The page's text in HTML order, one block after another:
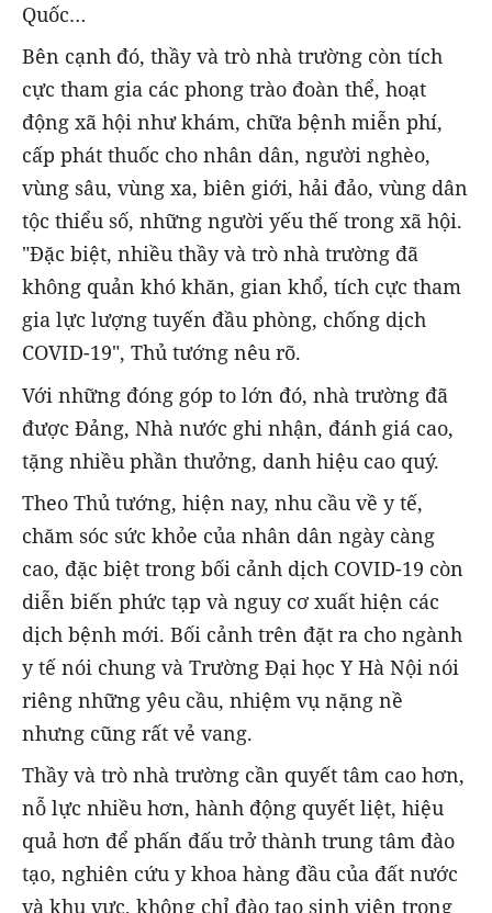
Quốc…
Bên cạnh đó, thầy và trò nhà trường còn tích
cực tham gia các phong trào đoàn thể, hoạt
động xã hội như khám, chữa bệnh miễn phí,
cấp phát thuốc cho nhân dân, người nghèo,
vùng sâu, vùng xa, biên giới, hải đảo, vùng dân
tộc thiểu số, những người yếu thế trong xã hội.
"Đặc biệt, nhiều thầy và trò nhà trường đã
không quản khó khăn, gian khổ, tích cực tham
gia lực lượng tuyến đầu phòng, chống dịch
COVID-19", Thủ tướng nêu rõ.
Với những đóng góp to lớn đó, nhà trường đã
được Đảng, Nhà nước ghi nhận, đánh giá cao,
tặng nhiều phần thưởng, danh hiệu cao quý.
Theo Thủ tướng, hiện nay, nhu cầu về y tế,
chăm sóc sức khỏe của nhân dân ngày càng
cao, đặc biệt trong bối cảnh dịch COVID-19 còn
diễn biến phức tạp và nguy cơ xuất hiện các
dịch bệnh mới. Bối cảnh trên đặt ra cho ngành
y tế nói chung và Trường Đại học Y Hà Nội nói
riêng những yêu cầu, nhiệm vụ nặng nề
nhưng cũng rất vẻ vang.
Thầy và trò nhà trường cần quyết tâm cao hơn,
nỗ lực nhiều hơn, hành động quyết liệt, hiệu
quả hơn để phấn đấu trở thành trung tâm đào
tạo, nghiên cứu y khoa hàng đầu của đất nước
và khu vực, không chỉ đào tạo sinh viên trong